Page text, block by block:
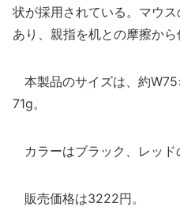
状が採用されている。マウ
あり、親指を机との摩擦から
本製品のサイズは、約
71g。
カラーはブラック、レッド
販売価格は3222円。